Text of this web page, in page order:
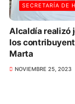
SECRETARÍA DE
Alcaldía realizó
los
Marta
NOVIEMBRE 25, 2023